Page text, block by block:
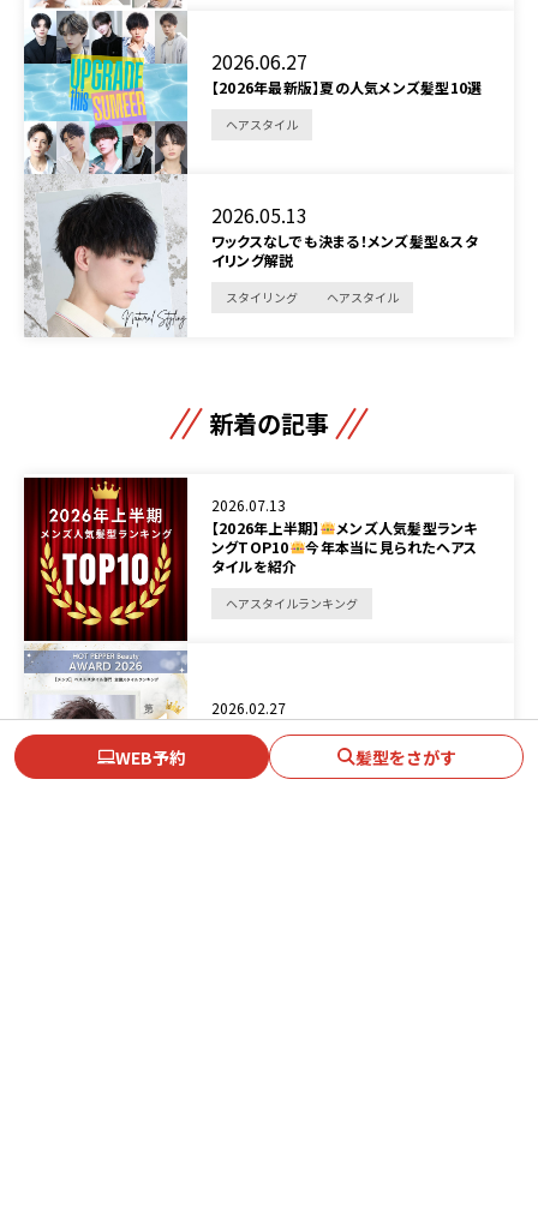
WEB予約 髪型をさがす
2026.06.27
【2026年最新版】夏の人気メンズ髪型10選
ヘアスタイル
2026.05.13
ワックスなしでも決まる！メンズ髪型＆スタ
イリング解説
スタイリング ヘアスタイル
新着の記事
2026.07.13
【2026年上半期】
メンズ人気髪型ランキ
ングTOP10
今年本当に見られたヘアス
タイルを紹介
ヘアスタイルランキング
2026.02.27
HOT PEPPER Beauty AWARD 2026 │
掲載スタイルが第1位受賞